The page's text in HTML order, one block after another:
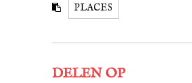
PLACES
DELEN OP